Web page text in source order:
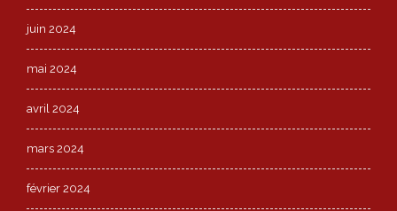
juin 2024
mai 2024
avril 2024
mars 2024
février 2024